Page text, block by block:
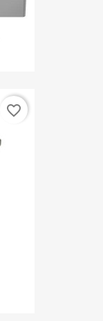
favorite_border